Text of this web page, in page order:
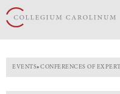
EVENTS» CONFERENCES OF